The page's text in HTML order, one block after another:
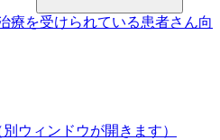
療を受けられている患者さん向
別ウィンドウが開きます）